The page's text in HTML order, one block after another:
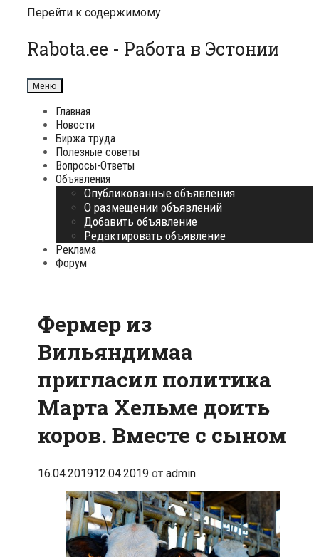
Перейти к содержимому
Rabota.ee - Работа в Эстонии
Меню
Главная
Новости
Биржа труда
Полезные советы
Вопросы-Ответы
Объявления
Опубликованные объявления
О размещении объявлений
Добавить объявление
Редактировать объявление
Реклама
Форум
Фермер из
Вильяндимаа
пригласил политика
Марта Хельме доить
коров. Вместе с сыном
16.04.201912.04.2019 от admin